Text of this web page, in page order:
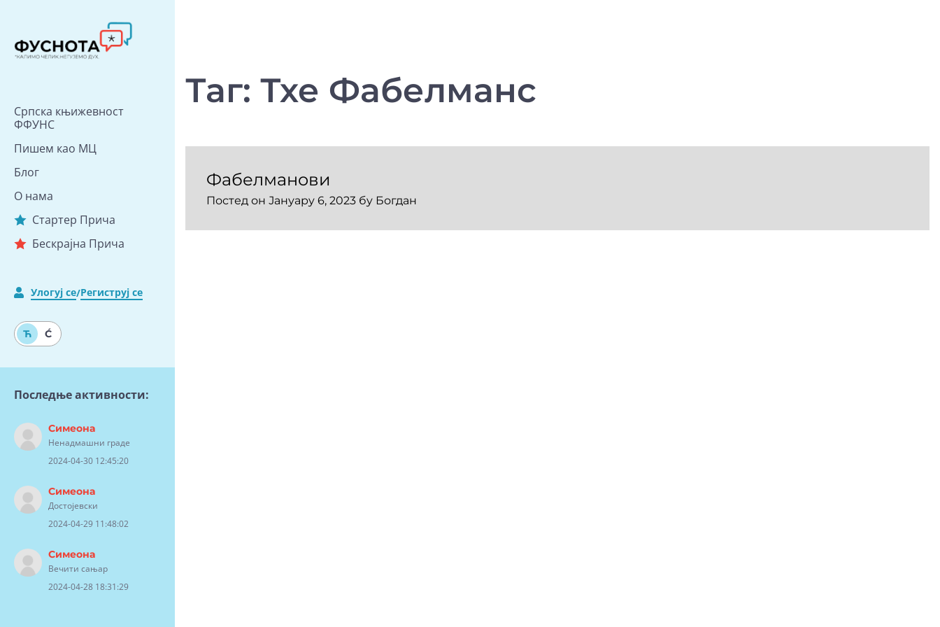
цонтент
Српска књижевност
ФФУНС
Пишем као МЦ
Блог
О нама
Стартер Прича
Бескрајна Прича
Улогуј се/Региструј се
Ћ Ć
Последње активности:
Симеона
Ненадмашни граде
2024-04-30 12:45:20
Симеона
Достојевски
2024-04-29 11:48:02
Симеона
Вечити сањар
2024-04-28 18:31:29
Таг: Тхе Фабелманс
Фабелманови
Постед он Јануарy 6, 2023 бy Богдан